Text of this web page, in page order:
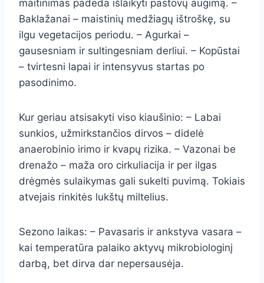
maitinimas padeda išlaikyti pastovų augimą. –
Baklažanai – maistinių medžiagų ištroškę, su
ilgu vegetacijos periodu. – Agurkai –
gausesniam ir sultingesniam derliui. – Kopūstai
– tvirtesni lapai ir intensyvus startas po
pasodinimo.
Kur geriau atsisakyti viso kiaušinio: – Labai
sunkios, užmirkstančios dirvos – didelė
anaerobinio irimo ir kvapų rizika. – Vazonai be
drenažo – maža oro cirkuliacija ir per ilgas
drėgmės sulaikymas gali sukelti puvimą. Tokiais
atvejais rinkitės lukštų miltelius.
Sezono laikas: – Pavasaris ir ankstyva vasara –
kai temperatūra palaiko aktyvų mikrobiologinį
darbą, bet dirva dar nepersausėja.